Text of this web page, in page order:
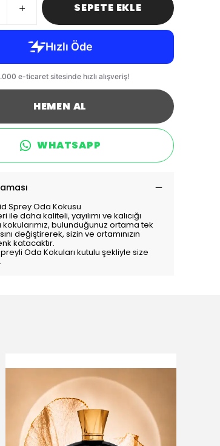
SEPETE EKLE
HEMEN AL
WHATSAPP
Sprey Oda Kokusu
ile daha kaliteli, yayılımı ve kalıcığı
bulunduğunuz ortama tek
değiştirerek, sizin ve ortamınızın
katacaktır.
Oda Kokuları kutulu şekliyle size